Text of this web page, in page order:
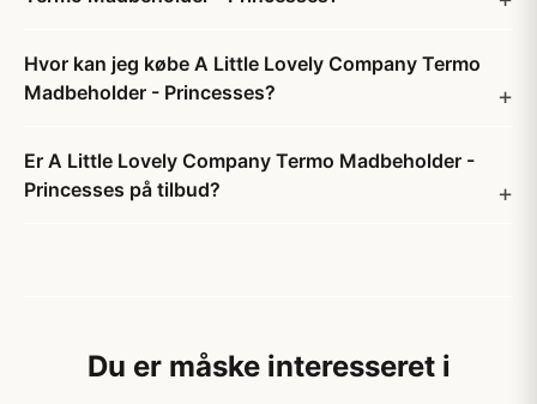
Hvor kan jeg købe A Little Lovely Company Termo
Madbeholder - Princesses?
Er A Little Lovely Company Termo Madbeholder -
Princesses på tilbud?
Du er måske interesseret i